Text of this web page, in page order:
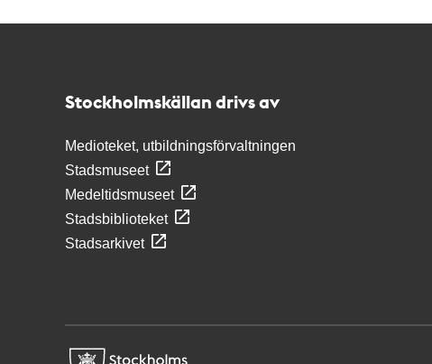
Stockholmskällan drivs av
Medioteket, utbildningsförvaltningen
Stadsmuseet
Medeltidsmuseet
Stadsbiblioteket
Stadsarkivet